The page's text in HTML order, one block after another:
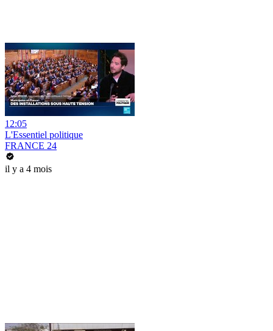
12:05
L'Essentiel politique
FRANCE 24
il y a 4 mois